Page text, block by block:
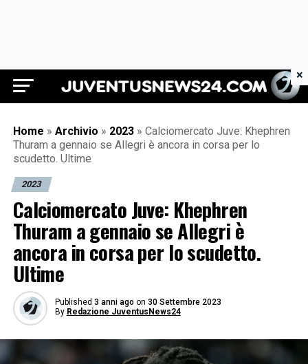
Juventus News 24
Home » Archivio » 2023 » Calciomercato Juve: Khephren
Thuram a gennaio se Allegri è ancora in corsa per lo
scudetto. Ultime
2023
Calciomercato Juve: Khephren
Thuram a gennaio se Allegri è
ancora in corsa per lo scudetto.
Ultime
Published 3 anni ago on 30 Settembre 2023
By Redazione JuventusNews24
×